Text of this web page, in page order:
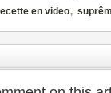
en video,